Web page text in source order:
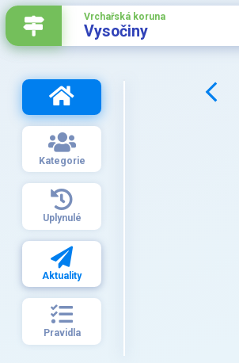
Vrchařská koruna
Vysočiny
Kategorie
Uplynulé
Aktuality
Pravidla